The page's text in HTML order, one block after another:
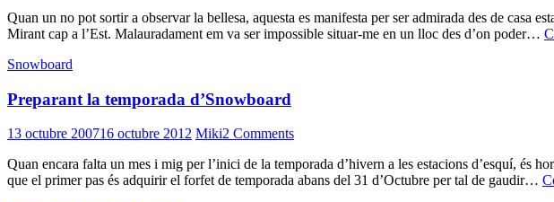
Quan un no pot sortir a observar la bellesa, aquesta es manifesta per ser admirada des de casa
Mirant cap a l’Est. Malauradament em va ser impossible situar-me en un lloc des d’on poder…
Snowboard
Preparant la temporada d’Snowboard
13 octubre 200716 octubre 2012 Miki2 Comments
Quan encara falta un mes i mig per l’inici de la temporada d’hivern a les estacions d’esquí, és
que el primer pas és adquirir el forfet de temporada abans del 31 d’Octubre per tal de gaudir…